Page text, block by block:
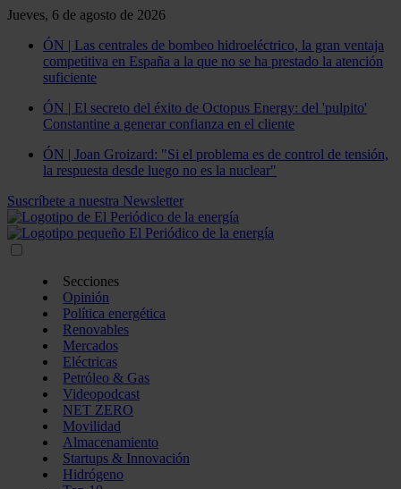
Jueves, 6 de agosto de 2026
ÓN | Las centrales de bombeo hidroeléctrico, la gran ventaja
competitiva en España a la que no se ha prestado la atención
suficiente
ÓN | El secreto del éxito de Octopus Energy: del 'pulpito'
Constantine a generar confianza en el cliente
ÓN | Joan Groizard: "Si el problema es de control de tensión,
la respuesta desde luego no es la nuclear"
Suscríbete a nuestra Newsletter
Secciones
Opinión
Política energética
Renovables
Mercados
Eléctricas
Petróleo & Gas
Videopodcast
NET ZERO
Movilidad
Almacenamiento
Startups & Innovación
Hidrógeno